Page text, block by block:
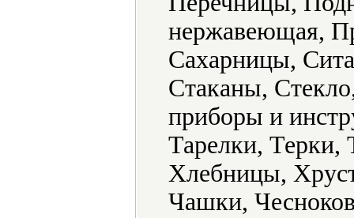
нержавеющая,
Сахарницы,
Стаканы,
приборы и
Тарелки,
Хлебницы,
Чашки,